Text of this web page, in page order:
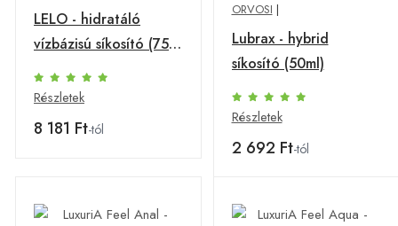
LELO - hidratáló
vízbázisú síkosító (75
ml)
Részletek
8 181 Ft-tól
ORVOSI |
Lubrax - hybrid
síkosító (50ml)
Részletek
2 692 Ft-tól